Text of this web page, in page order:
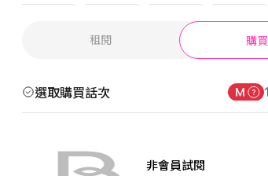
#只在BOMTOON
租閱 購買
選取購買話次
非會員試閱